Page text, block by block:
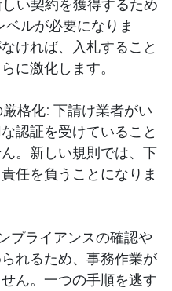
い契約を獲得するため
ルが必要になりま
ければ、入札すること
に激化します。
格化: 下請け業者がい
認証を受けていること
。新しい規則では、下
任を負うことになりま
プライアンスの確認や
れるため、事務作業が
ん。一つの手順を逃す